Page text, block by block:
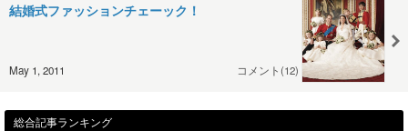
結婚式ファッションチェーック！
May 1, 2011 コメント(12)
総合記事ランキング